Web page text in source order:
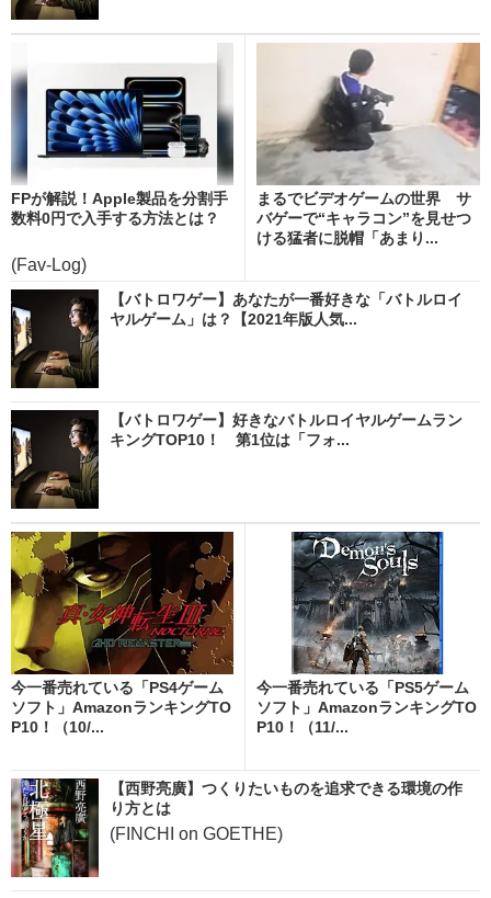
FPが解説！Apple製品を分割手
数料0円で入手する方法とは？
(Fav-Log)
まるでビデオゲームの世界 サ
バゲーで“キャラコン”を見せつ
ける猛者に脱帽「あまり...
【バトロワゲー】あなたが一番好きな「バトルロイ
ヤルゲーム」は？【2021年版人気...
【バトロワゲー】好きなバトルロイヤルゲームラン
キングTOP10！ 第1位は「フォ...
今一番売れている「PS4ゲーム
ソフト」AmazonランキングTO
P10！（10/...
今一番売れている「PS5ゲーム
ソフト」AmazonランキングTO
P10！（11/...
【西野亮廣】つくりたいものを追求できる環境の作
り方とは
(FINCHI on GOETHE)